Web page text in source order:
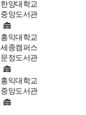
한양대학교
중앙도서관
홍익대학교
세종캠퍼스
문정도서관
홍익대학교
중앙도서관